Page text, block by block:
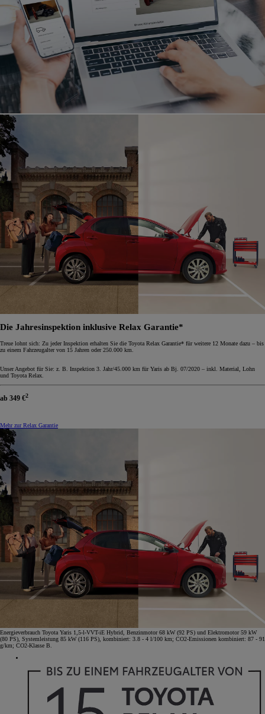
Die Jahresinspektion inklusive Relax Garantie*
Treue lohnt sich: Zu jeder Inspektion erhalten Sie die Toyota Relax Garantie* für weitere 12 Monate dazu – bis
zu einem Fahrzeugalter von 15 Jahren oder 250.000 km.
Unser Angebot für Sie: z. B. Inspektion 3. Jahr/45.000 km für Yaris ab Bj. 07/2020 – inkl. Material, Lohn
und Toyota Relax.
ab 349 €2
Mehr zur Relax Garantie
Energieverbrauch Toyota Yaris 1,5-l-VVT-iE Hybrid, Benzinmotor 68 kW (92 PS) und Elektromotor 59 kW
(80 PS), Systemleistung 85 kW (116 PS), kombiniert: 3.8 - 4 l/100 km; CO2-Emissionen kombiniert: 87 - 91
g/km; CO2-Klasse B.